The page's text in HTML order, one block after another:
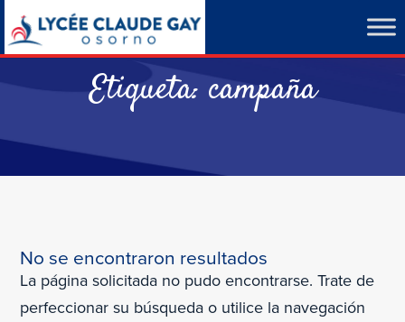
Etiqueta: campaña
No se encontraron resultados
La página solicitada no pudo encontrarse. Trate de
perfeccionar su búsqueda o utilice la navegación